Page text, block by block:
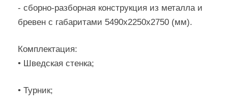
- сборно-разборная конструкция из металла и
бревен с габаритами 5490х2250х2750 (мм).
Комплектация:
• Шведская стенка;
• Турник;